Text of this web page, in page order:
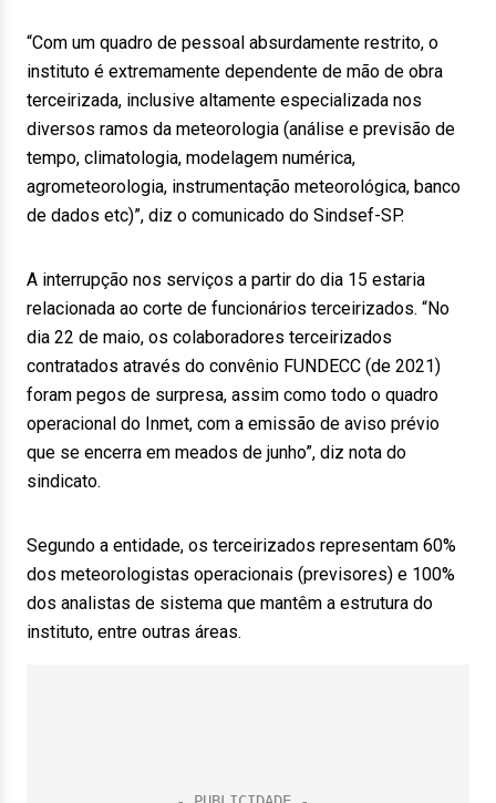
“Com um quadro de pessoal absurdamente restrito, o
instituto é extremamente dependente de mão de obra
terceirizada, inclusive altamente especializada nos
diversos ramos da meteorologia (análise e previsão de
tempo, climatologia, modelagem numérica,
agrometeorologia, instrumentação meteorológica, banco
de dados etc)”, diz o comunicado do Sindsef-SP.
A interrupção nos serviços a partir do dia 15 estaria
relacionada ao corte de funcionários terceirizados. “No
dia 22 de maio, os colaboradores terceirizados
contratados através do convênio FUNDECC (de 2021)
foram pegos de surpresa, assim como todo o quadro
operacional do Inmet, com a emissão de aviso prévio
que se encerra em meados de junho”, diz nota do
sindicato.
Segundo a entidade, os terceirizados representam 60%
dos meteorologistas operacionais (previsores) e 100%
dos analistas de sistema que mantêm a estrutura do
instituto, entre outras áreas.